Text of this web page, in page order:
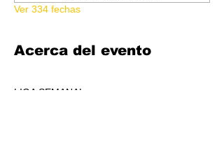
Ver 334 fechas
Acerca del evento
LIGA SEMANAL